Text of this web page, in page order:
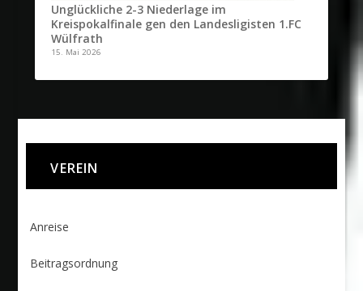
Unglückliche 2-3 Niederlage im
Kreispokalfinale gen den Landesligisten 1.FC
Wülfrath
15. Mai 2026
VEREIN
Anreise
Beitragsordnung